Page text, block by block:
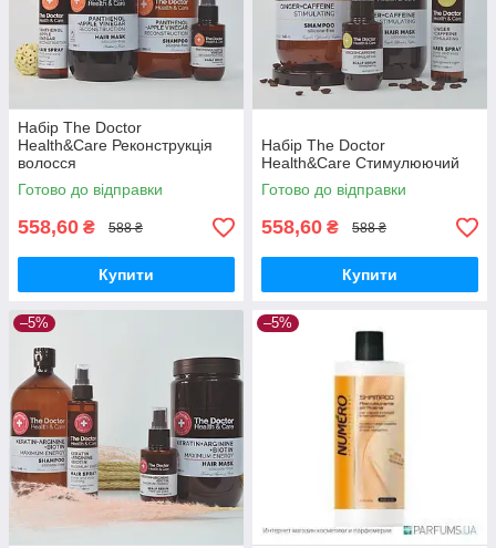
Набір The Doctor
Health&Care Реконструкція
волосся
Готово до відправки
558,60 ₴ 588 ₴
Купити
Набір The Doctor
Health&Care Стимулюючий
Готово до відправки
558,60 ₴ 588 ₴
Купити
–5% –5%